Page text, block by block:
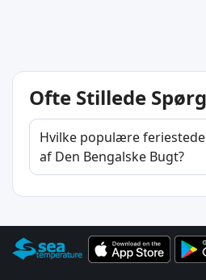
Ofte Stillede
Hvilke populære
af Den Bengalske Bugt?